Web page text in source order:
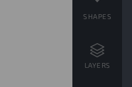
SHAPES
LAYERS